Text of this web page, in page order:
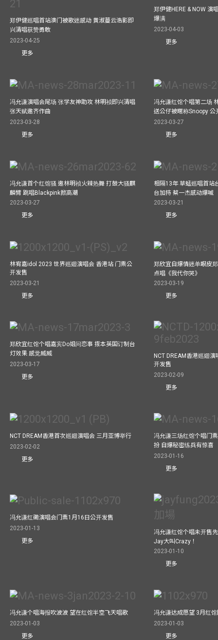
郑伊健巡唱首站澳门被歌迷感动 黄淑蔓云浩影即
兴清唱获赞勇敢
2023-04-25
更多
郑伊健HERE & NOW 演
爆满
2023-04-03
更多
冯允谦演唱会尾场 张学友神助攻 林明祯即兴清唱
张天赋邀齐作曲
2023-03-28
更多
冯允谦红馆个唱第二场
送公仔被暱称Snoopy 公
2023-03-27
更多
冯允谦首个红馆骚 邀林明祯火辣热舞 打鼓大骚麒
麟臂 跳唱Blackpink掀高潮
2023-03-27
更多
相隔13年 草蜢巡唱首站
台加持 蔡一杰感动爆喊
2023-03-21
更多
林宥嘉idol 2023 世界巡迴演唱会 香港站 门票公
开发售
2023-03-21
更多
郑欣宜自爆情迷单眼皮
点唱《我代你哭》
2023-03-19
更多
郑欣宜红馆个唱嘉宾Do姐问恋事 揼本英国订制台
灯效果 感觉威威
2023-03-17
更多
NCT DREAM香港巡迴
开发售
2023-02-09
更多
NCT DREAM香港首次巡迴演唱会 三月亚博举行
2023-02-02
更多
冯允谦三场红馆个唱门
扮 自爆秘密练兵有惊喜
2023-01-16
更多
冯允谦红磡演唱会门票1月16日公开发售
2023-01-13
更多
冯允谦红馆个唱未开售
Jay大叫Crazy！
2023-01-10
更多
冯允谦个唱海报吹波波 望在红馆半空飞天唱歌
2023-01-03
更多
冯允谦达成愿望 3月红
2023-01-03
更多